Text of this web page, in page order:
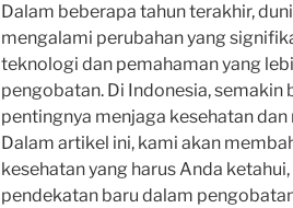
Dalam beberapa tahun terakhir,
mengalami perubahan yang
teknologi dan pemahaman yang
pengobatan. Di Indonesia, semakin
pentingnya menjaga kesehatan
Dalam artikel ini, kami akan
kesehatan yang harus Anda
pendekatan baru dalam